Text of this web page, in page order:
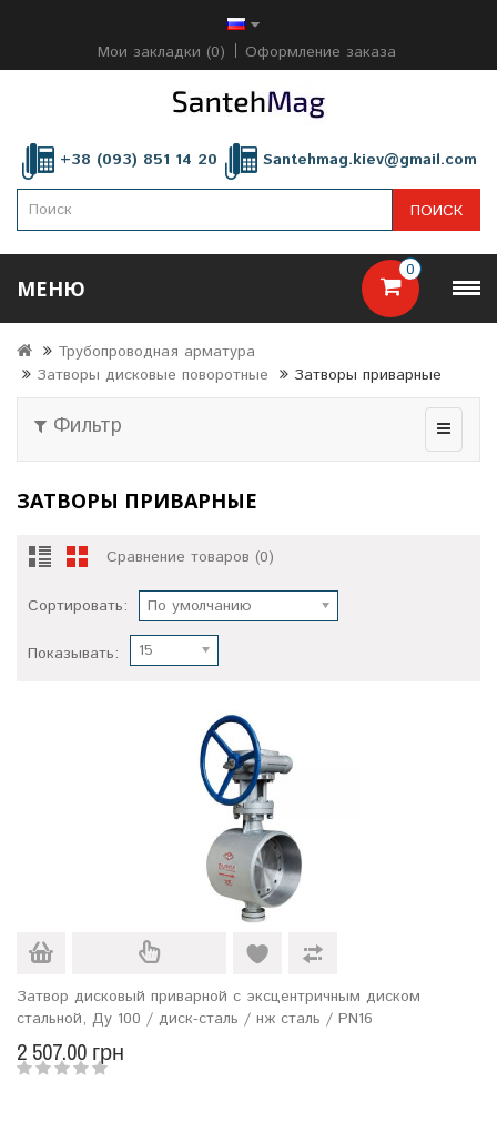
Мои закладки (0) Оформление заказа
+38 (093) 851 14 20 Santehmag.kiev@gmail.com
0
ПОИСК
МЕНЮ
Трубопроводная арматура
Затворы дисковые поворотные
Затворы приварные
Фильтр
ЗАТВОРЫ ПРИВАРНЫЕ
Сравнение товаров (0)
Сортировать: По умолчанию
Показывать: 15
Затвор дисковый приварной с эксцентричным диском
стальной, Ду 100 / диск-сталь / нж сталь / PN16
2 507.00 грн